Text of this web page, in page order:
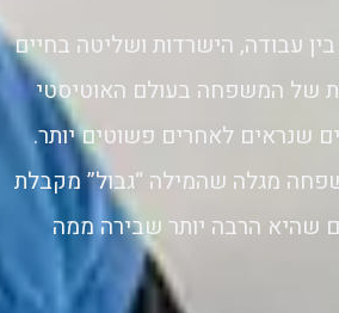
עבודה, הישרדות ושליטה בחיים
של המשפחה בעולם האוטיסטי
שנראים לאחרים פשוטים יותר.
מגלה שהמילה “גבול” מקבלת
שהיא הרבה יותר שבירה ממה